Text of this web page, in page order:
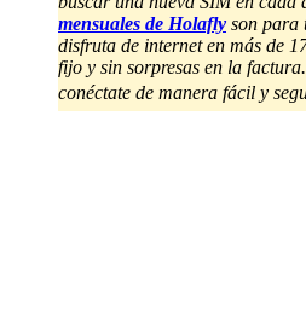
mensuales de Holafly son para
disfruta de internet en más de
fijo y sin sorpresas en la
conéctate de manera fácil y